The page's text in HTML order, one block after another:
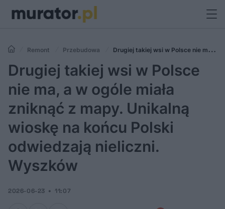
Remont Przebudowa
Drugiej takiej wsi w Polsce nie ma, a
w ogóle miała zniknąć z mapy. Unikalną wioskę na końcu Polski
odwiedzają nieliczni. Wyszków
Drugiej takiej wsi w Polsce
nie ma, a w ogóle miała
zniknąć z mapy. Unikalną
wioskę na końcu Polski
odwiedzają nieliczni.
Wyszków
2026-06-23 11:07